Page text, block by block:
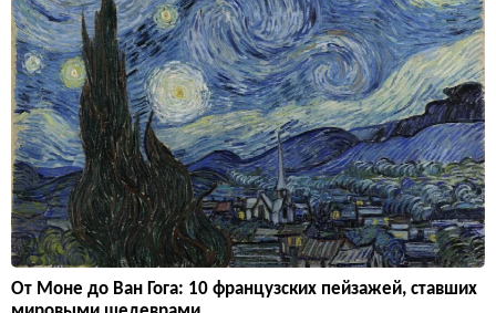
От Моне до Ван Гога: 10 французских пейзажей, ставших